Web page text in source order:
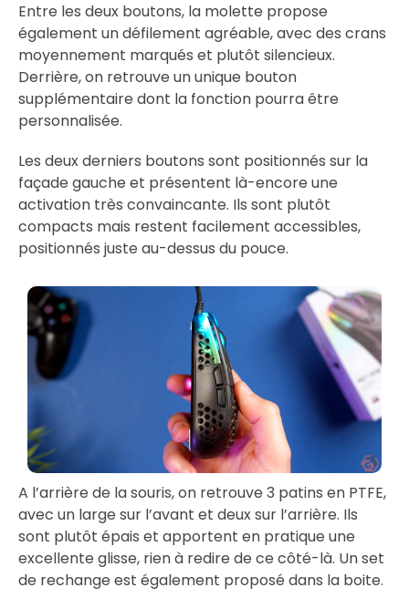
Entre les deux boutons, la molette propose
également un défilement agréable, avec des crans
moyennement marqués et plutôt silencieux.
Derrière, on retrouve un unique bouton
supplémentaire dont la fonction pourra être
personnalisée.
Les deux derniers boutons sont positionnés sur la
façade gauche et présentent là-encore une
activation très convaincante. Ils sont plutôt
compacts mais restent facilement accessibles,
positionnés juste au-dessus du pouce.
A l’arrière de la souris, on retrouve 3 patins en PTFE,
avec un large sur l’avant et deux sur l’arrière. Ils
sont plutôt épais et apportent en pratique une
excellente glisse, rien à redire de ce côté-là. Un set
de rechange est également proposé dans la boite.